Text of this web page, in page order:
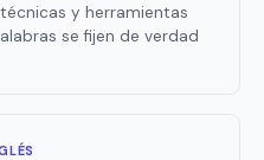
y herramientas
se fijen de verdad